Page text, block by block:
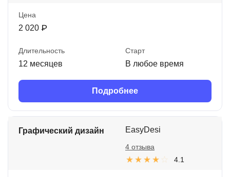
Цена
2 020 ₽
Длительность
12 месяцев
Старт
В любое время
Подробнее
Графический дизайн EasyDesi
4.1
4 отзыва